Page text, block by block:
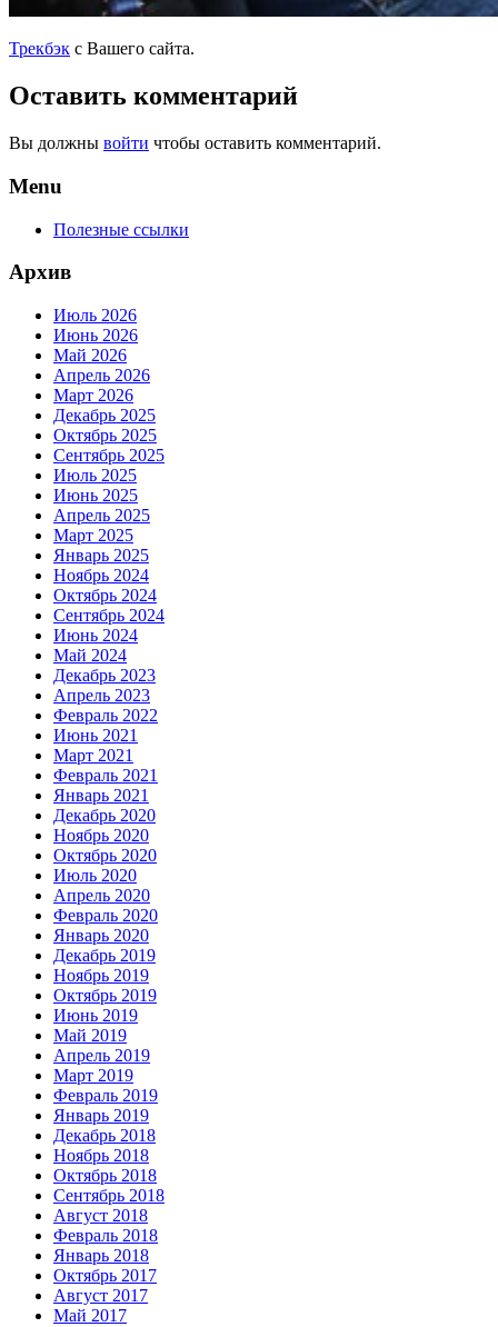
Трекбэк с Вашего сайта.
Оставить комментарий
Вы должны войти чтобы оставить комментарий.
Menu
Полезные ссылки
Архив
Июль 2026
Июнь 2026
Май 2026
Апрель 2026
Март 2026
Декабрь 2025
Октябрь 2025
Сентябрь 2025
Июль 2025
Июнь 2025
Апрель 2025
Март 2025
Январь 2025
Ноябрь 2024
Октябрь 2024
Сентябрь 2024
Июнь 2024
Май 2024
Декабрь 2023
Апрель 2023
Февраль 2022
Июнь 2021
Март 2021
Февраль 2021
Январь 2021
Декабрь 2020
Ноябрь 2020
Октябрь 2020
Июль 2020
Апрель 2020
Февраль 2020
Январь 2020
Декабрь 2019
Ноябрь 2019
Октябрь 2019
Июнь 2019
Май 2019
Апрель 2019
Март 2019
Февраль 2019
Январь 2019
Декабрь 2018
Ноябрь 2018
Октябрь 2018
Сентябрь 2018
Август 2018
Февраль 2018
Январь 2018
Октябрь 2017
Август 2017
Май 2017